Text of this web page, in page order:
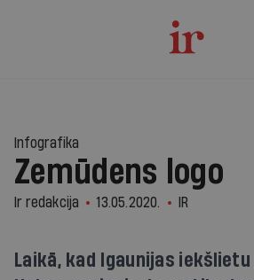
Infografika
Zemūdens logo
Ir redakcija 13.05.2020. IR
Laikā, kad Igaunijas